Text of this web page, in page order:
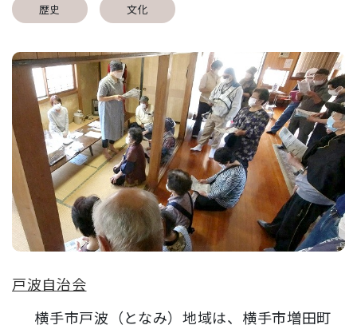
歴史 文化
戸波自治会
横手市戸波（となみ）地域は、横手市増田町